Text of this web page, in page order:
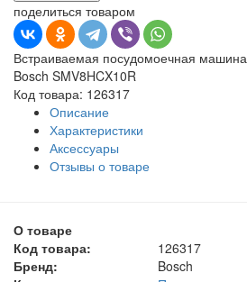
поделиться товаром
Встраиваемая посудомоечная машина
Bosch SMV8HCX10R
Код товара: 126317
Описание
Характеристики
Аксессуары
Отзывы о товаре
О товаре
Код товара:
126317
Бренд:
Bosch